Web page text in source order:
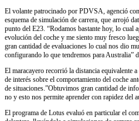
El volante patrocinado por PDVSA, agenció
esquema de simulación de carrera, que arrojó
punto del E23. “Rodamos bastante hoy, lo cual
evolución del coche y me siento muy fresco
gran cantidad de evaluaciones lo cual nos dio
configurando lo que tendremos para Australia”
El maracayero recorrió la distancia equivalente
de interés sobre el comportamiento del coche
de situaciones.”Obtuvimos gran cantidad de
no y esto nos permite aprender con rapidez del
El programa de Lotus evaluó en particular el